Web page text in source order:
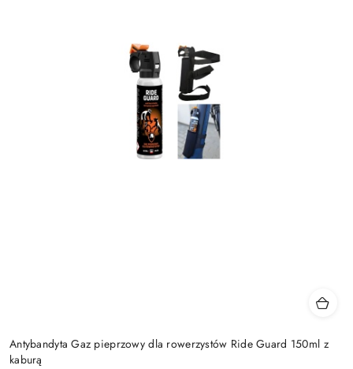
Antybandyta Gaz pieprzowy dla rowerzystów Ride Guard 150ml z
kaburą